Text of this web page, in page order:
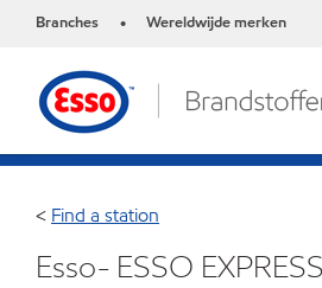
Branches • Wereldwijde merken
< Find a station
Esso- ESSO